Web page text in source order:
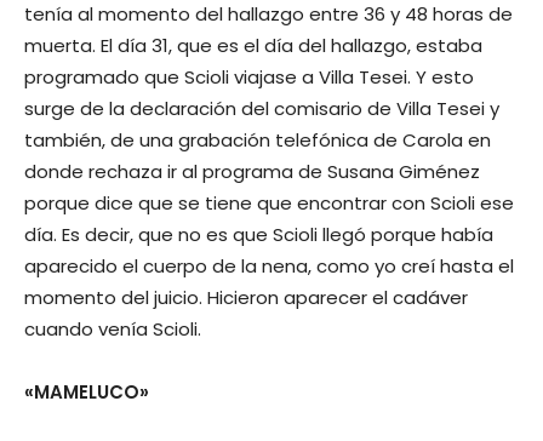
tenía al momento del hallazgo entre 36 y 48 horas de
muerta. El día 31, que es el día del hallazgo, estaba
programado que Scioli viajase a Villa Tesei. Y esto
surge de la declaración del comisario de Villa Tesei y
también, de una grabación telefónica de Carola en
donde rechaza ir al programa de Susana Giménez
porque dice que se tiene que encontrar con Scioli ese
día. Es decir, que no es que Scioli llegó porque había
aparecido el cuerpo de la nena, como yo creí hasta el
momento del juicio. Hicieron aparecer el cadáver
cuando venía Scioli.
«MAMELUCO»